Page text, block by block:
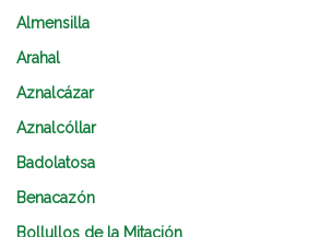
Almensilla
Arahal
Aznalcázar
Aznalcóllar
Badolatosa
Benacazón
Bollullos de la Mitación